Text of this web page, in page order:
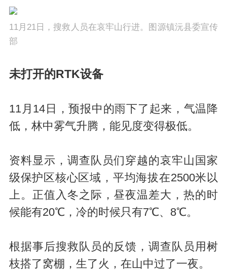
11月21日，搜救人员在哀牢山行进。图源镇沅县委宣传
部
未打开的RTK设备
11月14日，预报中的雨下了起来，气温降
低，林中雾气升腾，能见度变得极低。
资料显示，调查队员们穿越的哀牢山国家
级保护区核心区域，平均海拔在2500米以
上。正值入冬之际，昼夜温差大，热的时
候能有20℃，冷的时候只有7℃、8℃。
根据事后搜救队员的反馈，调查队员用树
枝搭了窝棚，生了火，在山中过了一夜。